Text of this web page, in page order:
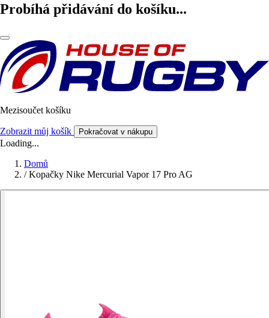
Probíhá přidávání do košíku...
Mezisoučet košíku
Zobrazit můj košík Pokračovat v nákupu
Loading...
Domů
/ Kopačky Nike Mercurial Vapor 17 Pro AG